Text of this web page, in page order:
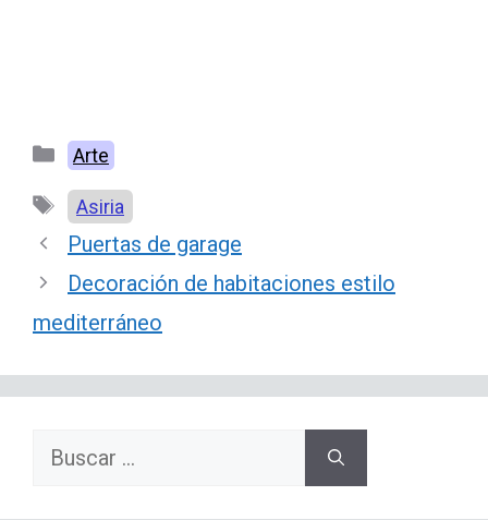
Categorías
Arte
Etiquetas
Asiria
Puertas de garage
Decoración de habitaciones estilo
mediterráneo
Buscar: